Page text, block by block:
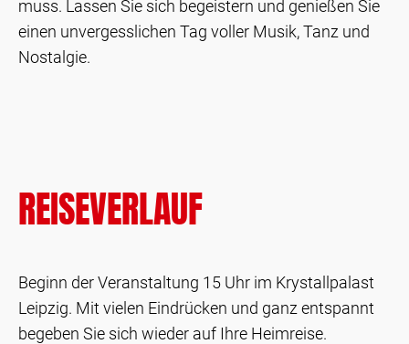
muss. Lassen Sie sich begeistern und genießen Sie
einen unvergesslichen Tag voller Musik, Tanz und
Nostalgie.
REISEVERLAUF
Beginn der Veranstaltung 15 Uhr im Krystallpalast
Leipzig. Mit vielen Eindrücken und ganz entspannt
begeben Sie sich wieder auf Ihre Heimreise.